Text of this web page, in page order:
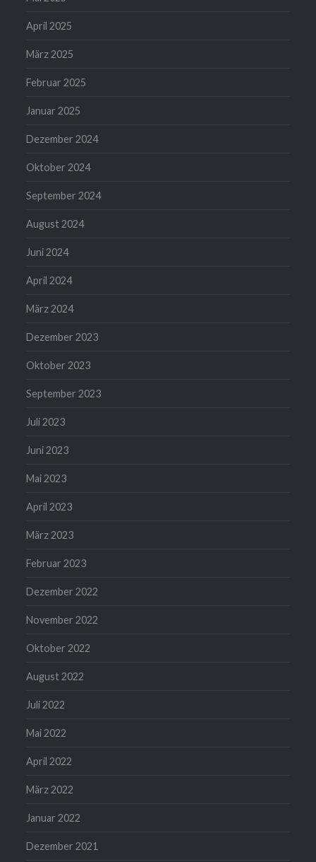
April 2025
März 2025
Februar 2025
Januar 2025
Dezember 2024
Oktober 2024
September 2024
August 2024
Juni 2024
April 2024
März 2024
Dezember 2023
Oktober 2023
September 2023
Juli 2023
Juni 2023
Mai 2023
April 2023
März 2023
Februar 2023
Dezember 2022
November 2022
Oktober 2022
August 2022
Juli 2022
Mai 2022
April 2022
März 2022
Januar 2022
Dezember 2021